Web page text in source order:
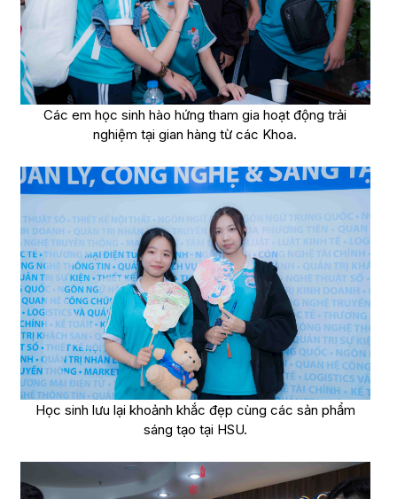
Các em học sinh hào hứng tham gia hoạt động trải
nghiệm tại gian hàng từ các Khoa.
Học sinh lưu lại khoảnh khắc đẹp cùng các sản phẩm
sáng tạo tại HSU.